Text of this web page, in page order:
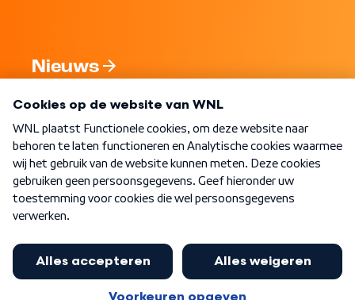
Nieuws
Nieuwsbrief
Word Lid